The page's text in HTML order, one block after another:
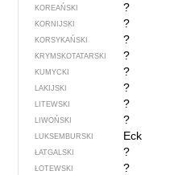
KOREAŃSKI ?
KORNIJSKI ?
KORSYKAŃSKI ?
KRYMSKOTATARSKI ?
KUMYCKI ?
LAKIJSKI ?
LITEWSKI ?
LIWOŃSKI ?
LUKSEMBURSKI Eck
ŁATGALSKI ?
ŁOTEWSKI ?